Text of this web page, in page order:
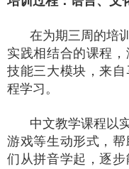
在为期三周的培
实践相结合的课程
技能三大模块，来自
程学习。
中文教学课程以
游戏等生动形式，
们从拼音学起，逐